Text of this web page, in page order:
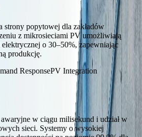
magazyn energii
energii PV+Bateria
energii
energii
magazynowania energii (BESS) All-
system magazynowania energii
system magazynowania energii
cieczą
strony popytowej dla zakładów
z mikrosieciami PV umożliwiają
o 30–50%, zapewniając
produkcję.
ResponsePV Integration
awaryjne w ciągu milisekund i udział w
sieci. Systemy o wysokiej